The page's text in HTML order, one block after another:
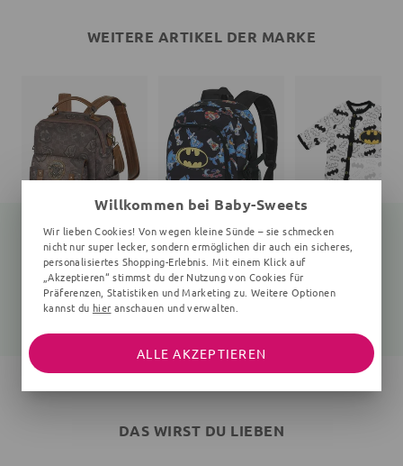
WEITERE ARTIKEL DER MARKE
Rucksack
45,20 € 59,99 €
Rucksack
uni
34,05 € 44,99 €
Strampler Batman
weiß
DAS WIRST DU LIEBEN
Willkommen bei Baby-Sweets
Wir lieben Cookies! Von wegen kleine Sünde – sie schmecken
nicht nur super lecker, sondern ermöglichen dir auch ein sicheres,
personalisiertes Shopping-Erlebnis. Mit einem Klick auf
„Akzeptieren“ stimmst du der Nutzung von Cookies für
Präferenzen, Statistiken und Marketing zu. Weitere Optionen
kannst du hier anschauen und verwalten.
ALLE AKZEPTIEREN